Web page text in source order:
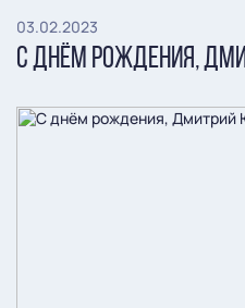
03.02.2023
С ДНЁМ РОЖДЕНИЯ,